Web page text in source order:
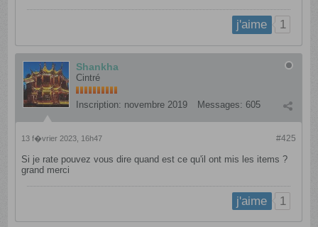
j'aime 1
Shankha
Cintré
Inscription: novembre 2019 Messages: 605
#425
13 f�vrier 2023, 16h47
Si je rate pouvez vous dire quand est ce qu'il ont mis les items ?
grand merci
j'aime 1